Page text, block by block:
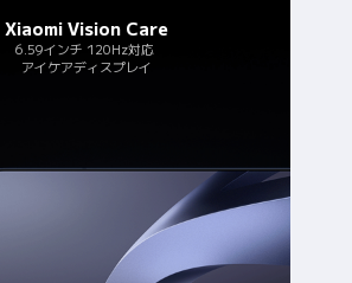
Xiaomi Vision Care
6.59インチ 120Hz対応
アイケアディスプレイ